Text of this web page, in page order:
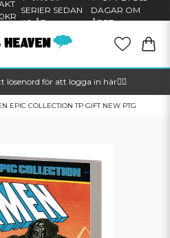
SERIER SEDAN
40 ÅR
DAGAR OM
ÅRET
lösenord för att logga in här🦸‍♂️
EPIC COLLECTION TP GIFT NEW PTG